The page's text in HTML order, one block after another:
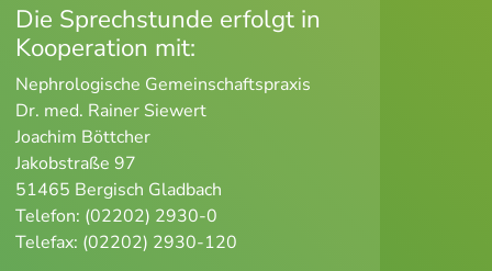
Die Sprechstunde erfolgt in
Kooperation mit:
Nephrologische Gemeinschaftspraxis
Dr. med. Rainer Siewert
Joachim Böttcher
Jakobstraße 97
51465 Bergisch Gladbach
Telefon: (02202) 2930-0
Telefax: (02202) 2930-120